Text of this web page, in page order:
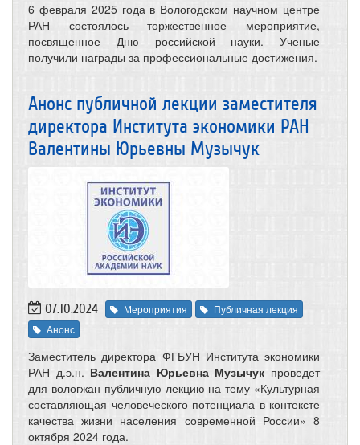
6 февраля 2025 года в Вологодском научном центре
РАН состоялось торжественное мероприятие,
посвященное Дню российской науки. Ученые
получили награды за профессиональные достижения.
Анонс публичной лекции заместителя
директора Института экономики РАН
Валентины Юрьевны Музычук
07.10.2024 Мероприятия
Публичная лекция
Анонс
Заместитель директора ФГБУН Института экономики
РАН д.э.н. Валентина Юрьевна Музычук проведет
для вологжан публичную лекцию на тему «Культурная
составляющая человеческого потенциала в контексте
качества жизни населения современной России» 8
октября 2024 года.